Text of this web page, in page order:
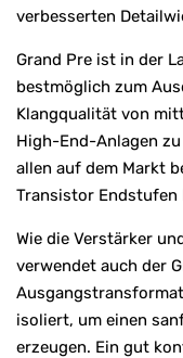
verbesserten
Grand Pre ist in der
bestmöglich zum
Klangqualität von
High-End-Anlagen
allen auf dem Markt
Transistor
Wie die Verstärker
verwendet auch der
isoliert, um einen
erzeugen. Ein gut